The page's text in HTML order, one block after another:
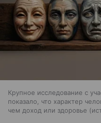
Крупное исследование с
показало, что характер
чем доход или здоровье